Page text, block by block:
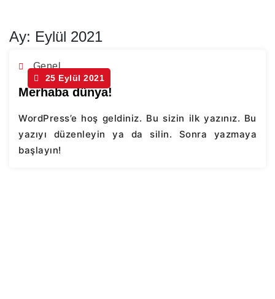
Ay: Eylül 2021
25 Eylül 2021
Genel
Merhaba dünya!
WordPress’e hoş geldiniz. Bu sizin ilk yazınız. Bu
yazıyı düzenleyin ya da silin. Sonra yazmaya
başlayın!